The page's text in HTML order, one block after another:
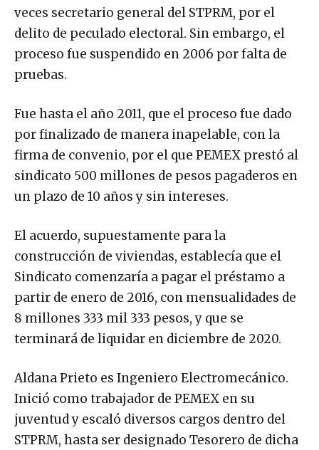
veces secretario general del STPRM, por el
delito de peculado electoral. Sin embargo, el
proceso fue suspendido en 2006 por falta de
pruebas.
Fue hasta el año 2011, que el proceso fue dado
por finalizado de manera inapelable, con la
firma de convenio, por el que PEMEX prestó al
sindicato 500 millones de pesos pagaderos en
un plazo de 10 años y sin intereses.
El acuerdo, supuestamente para la
construcción de viviendas, establecía que el
Sindicato comenzaría a pagar el préstamo a
partir de enero de 2016, con mensualidades de
8 millones 333 mil 333 pesos, y que se
terminará de liquidar en diciembre de 2020.
Aldana Prieto es Ingeniero Electromecánico.
Inició como trabajador de PEMEX en su
juventud y escaló diversos cargos dentro del
STPRM, hasta ser designado Tesorero de dicha